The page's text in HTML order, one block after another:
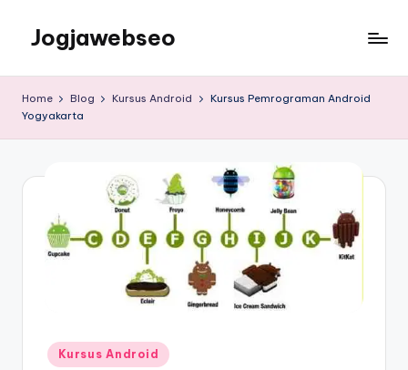
Jogjawebseo
Home Blog Kursus Android
Kursus Pemrograman Android
Yogyakarta
Kursus Android